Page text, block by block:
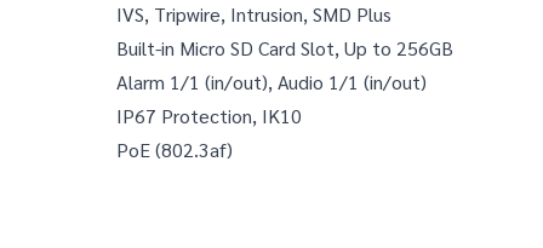
IVS, Tripwire, Intrusion, SMD Plus
Built-in Micro SD Card Slot, Up to 256GB
Alarm 1/1 (in/out), Audio 1/1 (in/out)
IP67 Protection, IK10
PoE (802.3af)